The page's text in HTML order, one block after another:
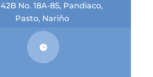
No. 18A-85, Pandiaco,
Pasto, Nariño
